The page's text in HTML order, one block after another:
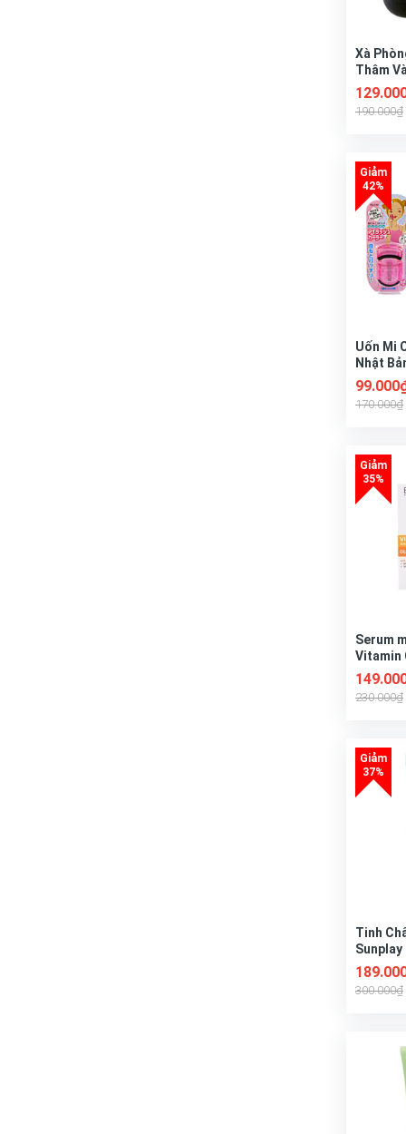
Xà
Thâm
Nách
190.000₫
Uốn Mi
Nhật
170.000₫
Serum
Vitamin
Formula
230.000₫
Tinh
Sunplay
Skin
SPF50+
300.000₫